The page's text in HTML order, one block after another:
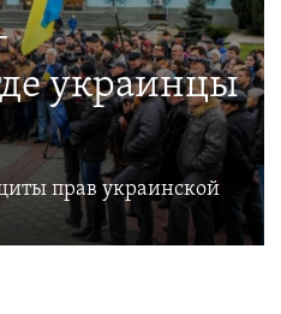
украинцы
прав украинской